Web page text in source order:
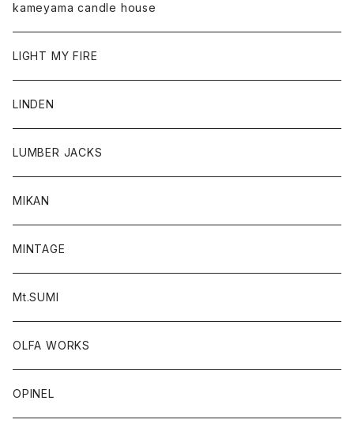
kameyama candle house
LIGHT MY FIRE
LINDEN
LUMBER JACKS
MIKAN
MINTAGE
Mt.SUMI
OLFA WORKS
OPINEL